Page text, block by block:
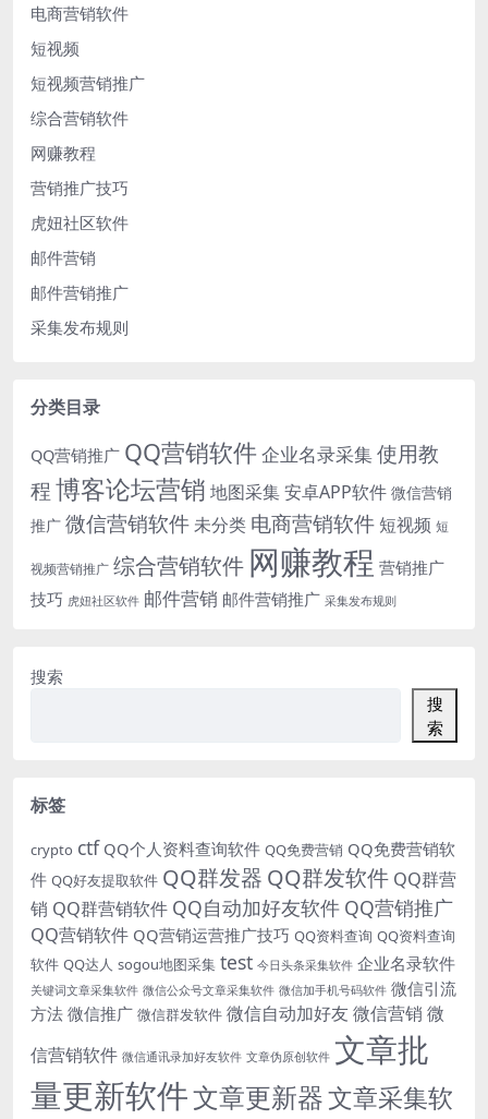
电商营销软件
短视频
短视频营销推广
综合营销软件
网赚教程
营销推广技巧
虎妞社区软件
邮件营销
邮件营销推广
采集发布规则
分类目录
QQ营销推广 QQ营销软件企业名录采集使用教
程博客论坛营销 地图采集安卓APP软件 微信营销
推广 微信营销软件未分类 电商营销软件短视频 短
视频营销推广 综合营销软件 网赚教程 营销推广
技巧 虎妞社区软件 邮件营销 邮件营销推广 采集发布规则
搜索
搜
索
标签
crypto ctf QQ个人资料查询软件 QQ免费营销 QQ免费营销软
件 QQ好友提取软件 QQ群发器 QQ群发软件 QQ群营
销 QQ群营销软件 QQ自动加好友软件 QQ营销推广
QQ营销软件 QQ营销运营推广技巧 QQ资料查询 QQ资料查询
软件 QQ达人 sogou地图采集 test 今日头条采集软件 企业名录软件
关键词文章采集软件 微信公众号文章采集软件 微信加手机号码软件 微信引流
方法 微信推广 微信群发软件 微信自动加好友 微信营销 微
信营销软件 微信通讯录加好友软件 文章伪原创软件 文章批
量更新软件文章更新器文章采集软